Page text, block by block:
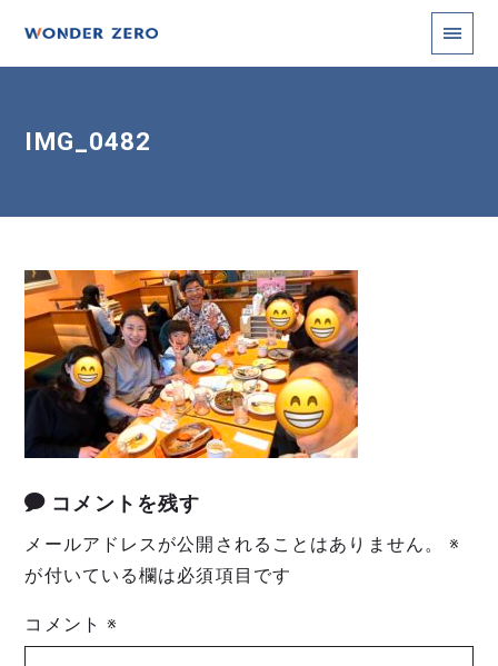
IMG_0482
コメントを残す
メールアドレスが公開されることはありません。
※
が付いている欄は必須項目です
コメント※